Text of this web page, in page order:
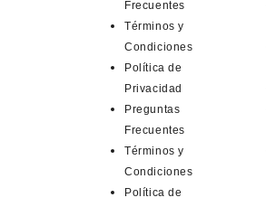
Frecuentes
Términos y
Condiciones
Política de
Privacidad
Preguntas
Frecuentes
Términos y
Condiciones
Política de